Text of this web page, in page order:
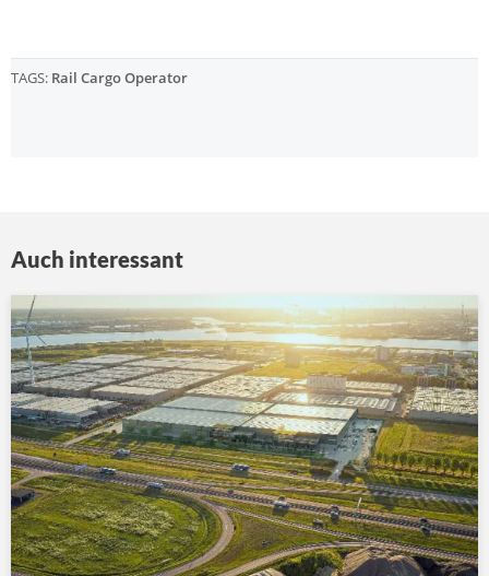
TAGS: Rail Cargo Operator
Auch interessant